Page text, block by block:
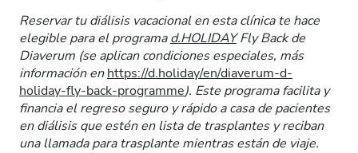
Reservar tu diálisis vacacional en esta clínica te hace
elegible para el programad.HOLIDAYFly Back de
Diaverum (se aplican condiciones especiales, más
información enhttps://d.holiday/en/diaverum-d-
holiday-fly-back-programme). Este programa facilita y
financia el regreso seguro y rápido a casa de pacientes
en diálisis que estén en lista de trasplantes y reciban
una llamada para trasplante mientras están de viaje.